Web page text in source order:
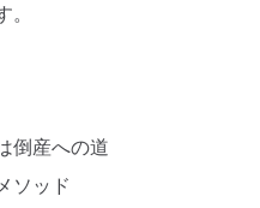
産への道
ッド